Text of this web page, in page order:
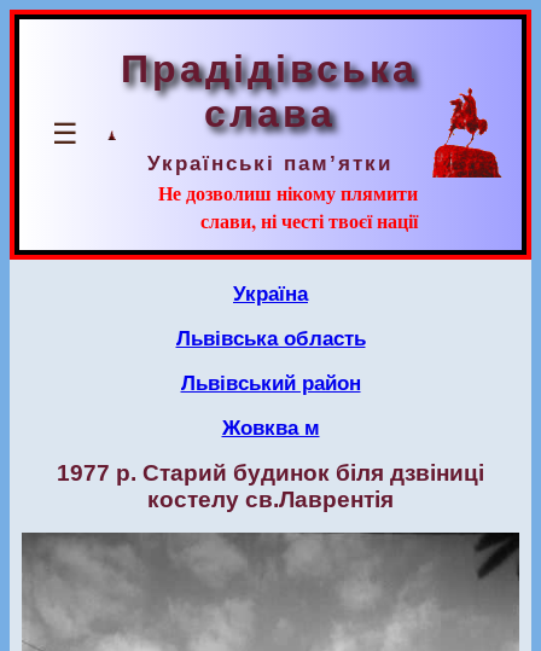
☰
Прадідівська
слава
Українські пам’ятки
Не дозволиш нікому плямити
слави, ні честі твоєї нації
Україна
Львівська область
Львівський район
Жовква м
1977 р. Старий будинок біля дзвіниці
костелу св.Лаврентія